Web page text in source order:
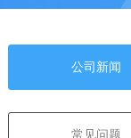
公司新闻
常见问题